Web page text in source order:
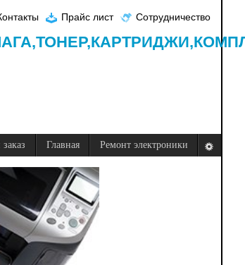
Прайс лист Сотрудничество
ТОНЕР,КАРТРИДЖИ,
Главная Ремонт электроники